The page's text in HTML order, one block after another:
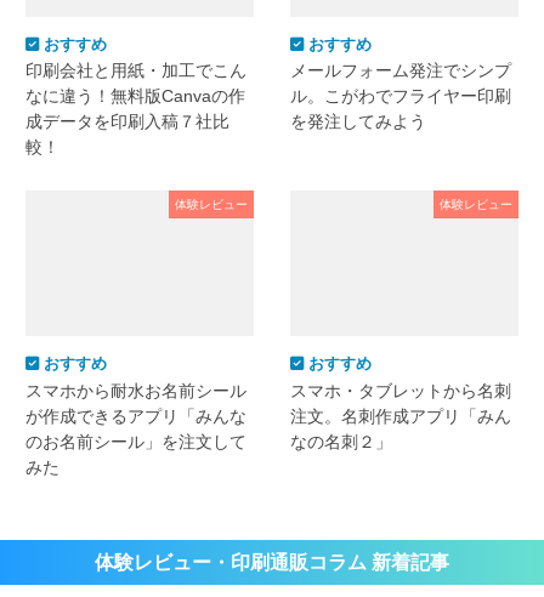
おすすめ
印刷会社と用紙・加工でこん
なに違う！無料版Canvaの作
成データを印刷入稿７社比
較！
おすすめ
メールフォーム発注でシンプ
ル。こがわでフライヤー印刷
を発注してみよう
体験レビュー
おすすめ
スマホから耐水お名前シール
が作成できるアプリ「みんな
のお名前シール」を注文して
みた
体験レビュー
おすすめ
スマホ・タブレットから名刺
注文。名刺作成アプリ「みん
なの名刺２」
体験レビュー・印刷通販コラム 新着記事